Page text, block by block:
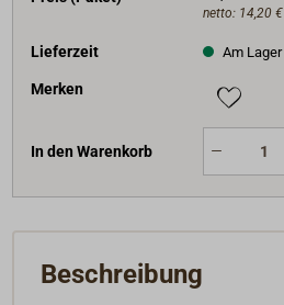
netto: 14,20 €
Lieferzeit Am Lager
Merken
In den Warenkorb
Beschreibung